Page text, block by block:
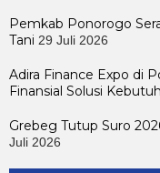
Pemkab Ponorogo
Tani 29 Juli 2026
Adira Finance Expo di
Finansial Solusi
Grebeg Tutup Suro
Juli 2026